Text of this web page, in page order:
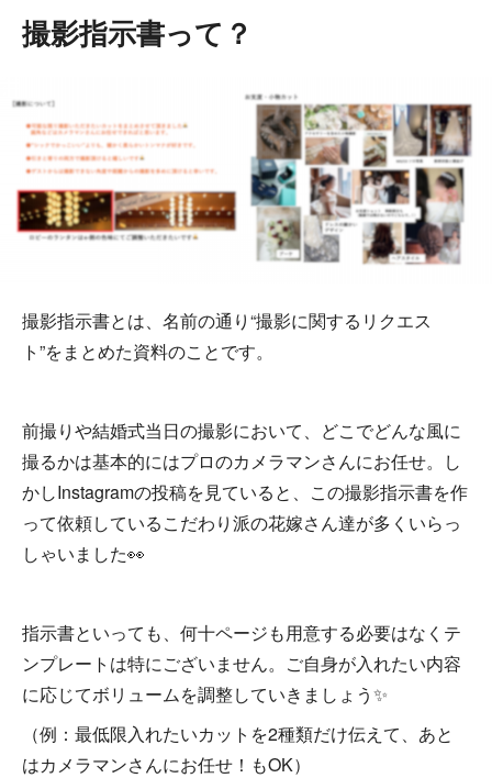
撮影指示書って？
撮影指示書とは、名前の通り“撮影に関するリクエス
ト”をまとめた資料のことです。
前撮りや結婚式当日の撮影において、どこでどんな風に
撮るかは基本的にはプロのカメラマンさんにお任せ。し
かしInstagramの投稿を見ていると、この撮影指示書を作
って依頼しているこだわり派の花嫁さん達が多くいらっ
しゃいました👀
指示書といっても、何十ページも用意する必要はなくテ
ンプレートは特にございません。ご自身が入れたい内容
に応じてボリュームを調整していきましょう✨
（例：最低限入れたいカットを2種類だけ伝えて、あと
はカメラマンさんにお任せ！もOK）